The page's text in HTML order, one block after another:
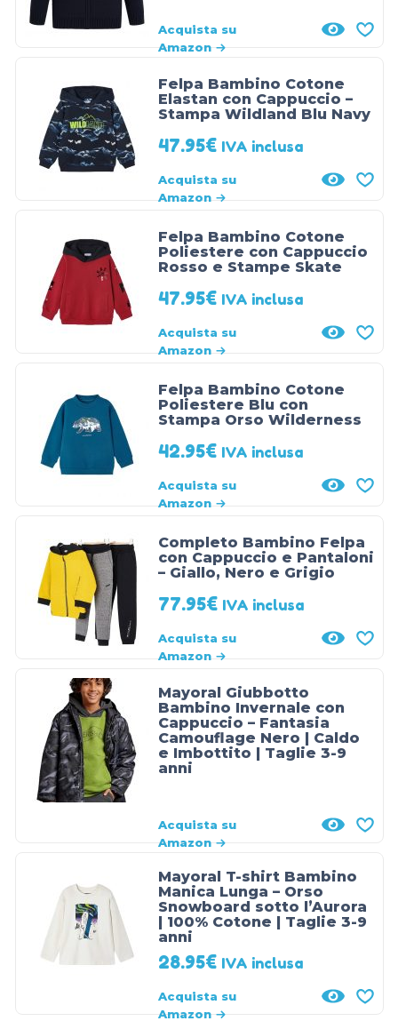
Acquista su
Amazon
Felpa Bambino Cotone
Elastan con Cappuccio –
Stampa Wildland Blu Navy
47.95€ IVA inclusa
Acquista su
Amazon
Felpa Bambino Cotone
Poliestere con Cappuccio
Rosso e Stampe Skate
47.95€ IVA inclusa
Acquista su
Amazon
Felpa Bambino Cotone
Poliestere Blu con
Stampa Orso Wilderness
42.95€ IVA inclusa
Acquista su
Amazon
Completo Bambino Felpa
con Cappuccio e Pantaloni
– Giallo, Nero e Grigio
77.95€ IVA inclusa
Acquista su
Amazon
Mayoral Giubbotto
Bambino Invernale con
Cappuccio – Fantasia
Camouflage Nero | Caldo
e Imbottito | Taglie 3-9
anni
Acquista su
Amazon
Mayoral T-shirt Bambino
Manica Lunga – Orso
Snowboard sotto l’Aurora
| 100% Cotone | Taglie 3-9
anni
28.95€ IVA inclusa
Acquista su
Amazon